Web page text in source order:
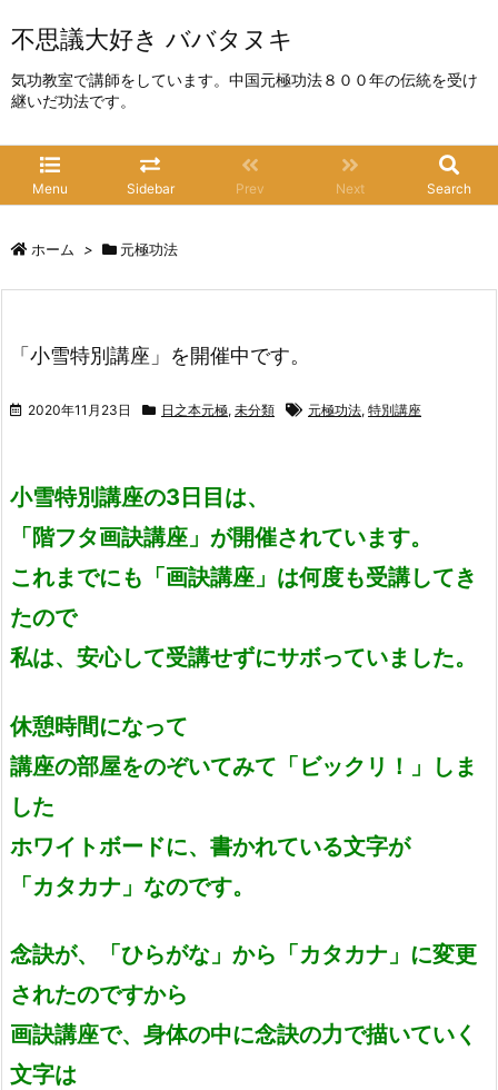
不思議大好き ババタヌキ
気功教室で講師をしています。中国元極功法８００年の伝統を受け
継いだ功法です。
Menu Sidebar Prev Next Search
ホーム > 元極功法
「小雪特別講座」を開催中です。
2020年11月23日 日之本元極, 未分類 元極功法, 特別講座
小雪特別講座の3日目は、
「階フタ画訣講座」が開催されています。
これまでにも「画訣講座」は何度も受講してき
たので
私は、安心して受講せずにサボっていました。
休憩時間になって
講座の部屋をのぞいてみて「ビックリ！」しま
した
ホワイトボードに、書かれている文字が
「カタカナ」なのです。
念訣が、「ひらがな」から「カタカナ」に変更
されたのですから
画訣講座で、身体の中に念訣の力で描いていく
文字は